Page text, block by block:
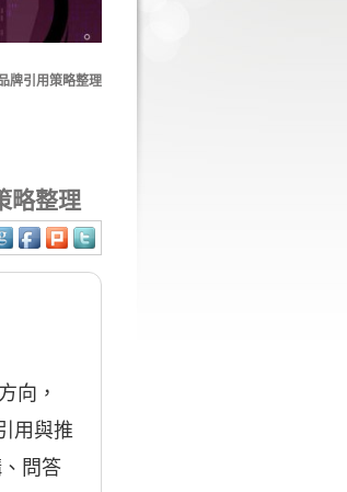
牌引用策略整理
略整理
向，
用與推
問答